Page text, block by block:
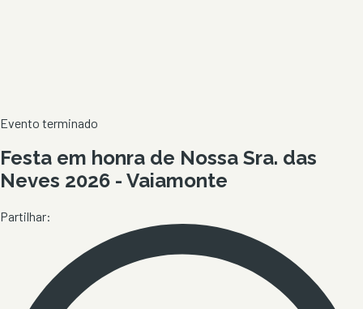
Evento terminado
Festa em honra de Nossa Sra. das
Neves 2026 - Vaiamonte
Partilhar: